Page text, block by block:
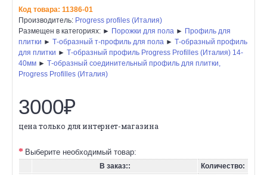
Код товара: 11386-01
Производитель: Progress profiles (Италия)
Размещен в категориях: ► Порожки для пола ► Профиль для
плитки ► Т-образный т-профиль для пола ► Т-образный профиль
для плитки ► Т-образный профиль Progress Profilles (Италия) 14-
40мм ► Т-образный соединительный профиль для плитки,
Progress Profilles (Италия)
3000₽
цена только для интернет-магазина
Выберите необходимый товар:
В заказ::
Количество: